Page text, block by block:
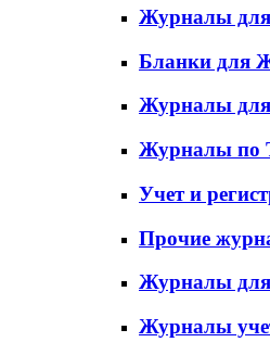
Журналы для
Бланки для
Журналы
Журналы по
Учет и
Прочие
Журналы
Журналы